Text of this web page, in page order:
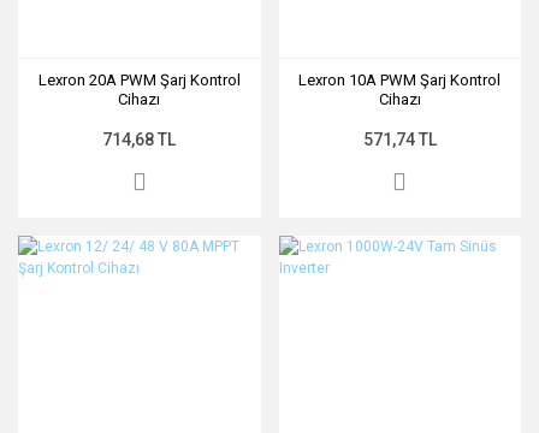
Lexron 20A PWM Şarj Kontrol
Cihazı
714,68 TL
Lexron 10A PWM Şarj Kontrol
Cihazı
571,74 TL